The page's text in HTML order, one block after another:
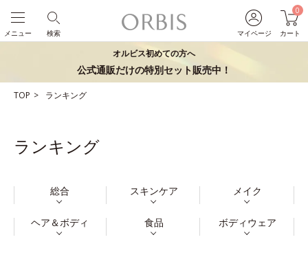
マイページ
0
カート
検索
メニュー
オルビス初めての方へ
公式通販だけの特別セット販売中！
TOP ランキング
ランキング
総合 スキンケア メイク
ヘア＆ボディ 食品 ボディウェア